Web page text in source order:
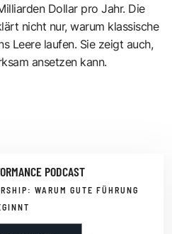
Dollar pro Jahr. Die
nicht nur, warum klassische
Leere laufen. Sie zeigt auch,
ansetzen kann.
PODCAST
WARUM GUTE FÜHRUNG